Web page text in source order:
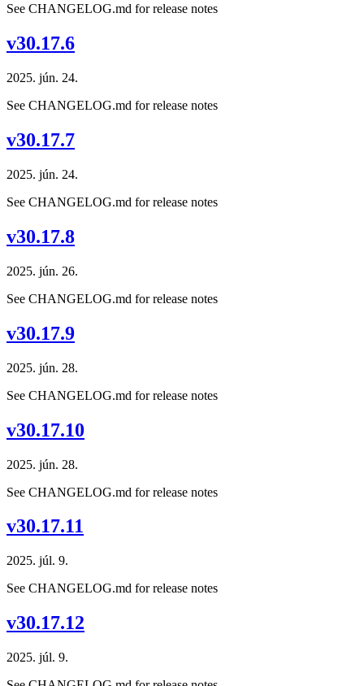
See CHANGELOG.md for release notes
v30.17.6
2025. jún. 24.
See CHANGELOG.md for release notes
v30.17.7
2025. jún. 24.
See CHANGELOG.md for release notes
v30.17.8
2025. jún. 26.
See CHANGELOG.md for release notes
v30.17.9
2025. jún. 28.
See CHANGELOG.md for release notes
v30.17.10
2025. jún. 28.
See CHANGELOG.md for release notes
v30.17.11
2025. júl. 9.
See CHANGELOG.md for release notes
v30.17.12
2025. júl. 9.